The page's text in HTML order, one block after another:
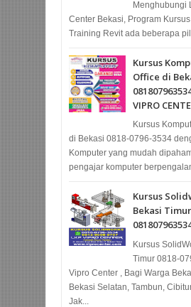
Menghubungi
Center Bekasi, Program
Training Revit ada beberapa
Kursus
Office di
VIPRO
Kursus
di Bekasi 0818-0796-3534
Komputer yang mudah
pengajar komputer
Kursus
Bekasi Timur
Kursus
Timur 0818-
Vipro Center , Bagi Warga
Bekasi Selatan, Tambun,
Jak...